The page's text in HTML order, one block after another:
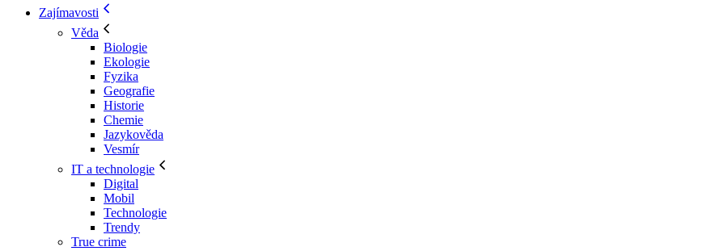
Zajímavosti
Věda
Biologie
Ekologie
Fyzika
Geografie
Historie
Chemie
Jazykověda
Vesmír
IT a technologie
Digital
Mobil
Technologie
Trendy
True crime